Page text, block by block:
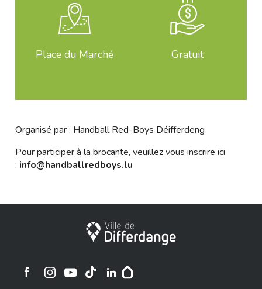
Place du Marché Gratuit
Organisé par : Handball Red-Boys Déifferdeng
Pour participer à la brocante, veuillez vous inscrire ici
: info@handballredboys.lu
Ville de Differdange
Ville de Differdange sur Instagram